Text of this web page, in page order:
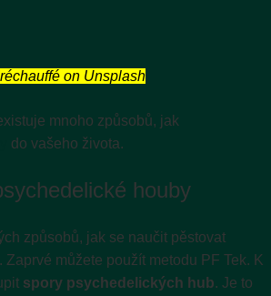
on Unsplash
mnoho způsobů, jak
do vašeho života.
houby
způsobů, jak se naučit pěstovat
můžete použít metodu PF Tek. K
spory psychedelických hub. Je to